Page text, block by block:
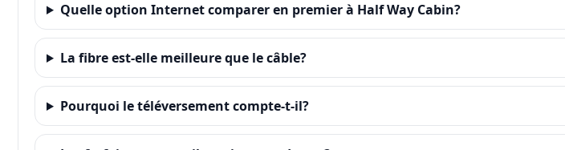
Quelle option Internet comparer en premier à Half Way Cabin?
La fibre est-elle meilleure que le câble?
Pourquoi le téléversement compte-t-il?